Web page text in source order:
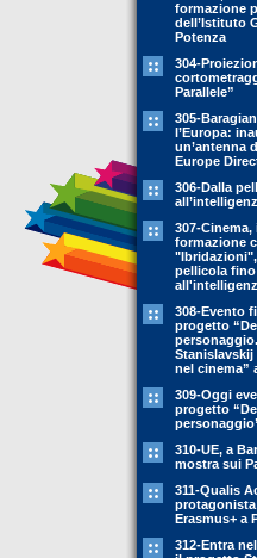
formazione
dell’Istituto
Potenza
304-
Parallele”
305-
l’Europa:
un’antenna
Europe
306-Dalla
307-
formazione
pellicola fino
308-Evento
progetto
Stanislavskij
nel cinema”
309-Oggi
progetto
310-UE, a
mostra sui
311-Qualis
Erasmus+ a
312-Entra